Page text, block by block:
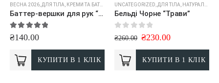
ВЕСНА 2026 ДЛЯ ТІЛА КРЕМИ ТА БАТТЕРИ
Баттер-вершки для рук “Pudding”
5.00out of 5
₴140.00
КУПИТИ В 1 КЛІК
UNCATEGORIZED ДЛЯ ТІЛА НАТУРАЛЬНЕ МИЛО
Бельді Чорне “Трави”
0out of 5
₴260.00 ₴230.00
КУПИТИ В 1 КЛІК